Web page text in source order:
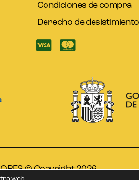
Condiciones de compra
Derecho de desistimiento
© Copyright 2026